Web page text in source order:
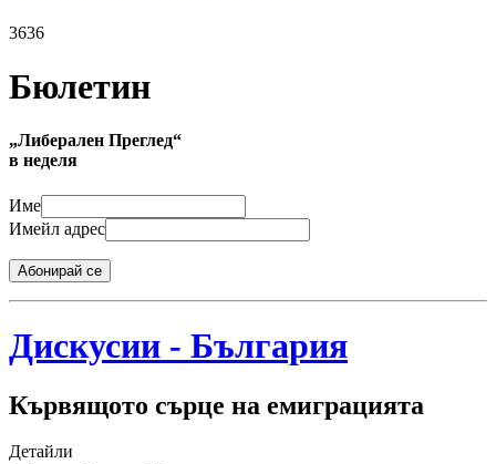
3636
Бюлетин
„Либерален Преглед“
в неделя
Име
Имейл адрес
Абонирай се
Дискусии - България
Кървящото сърце на емиграцията
Детайли